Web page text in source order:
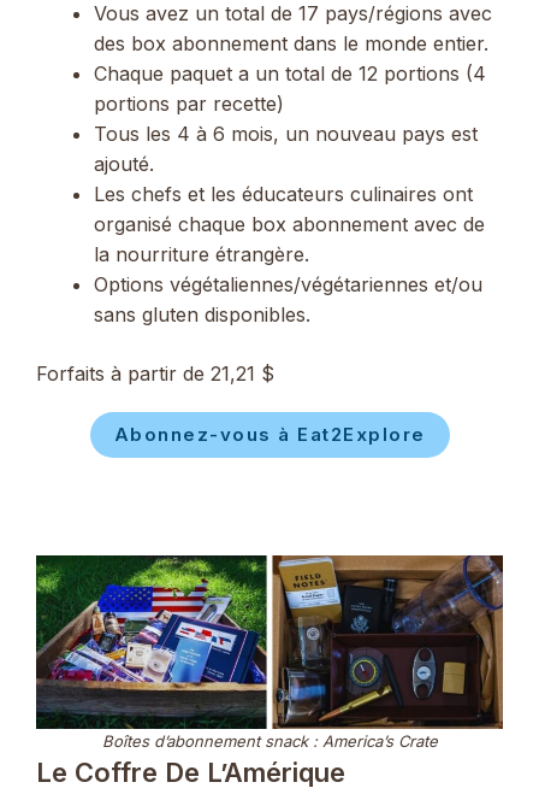
Vous avez un total de 17 pays/régions avec
des box abonnement dans le monde entier.
Chaque paquet a un total de 12 portions (4
portions par recette)
Tous les 4 à 6 mois, un nouveau pays est
ajouté.
Les chefs et les éducateurs culinaires ont
organisé chaque box abonnement avec de
la nourriture étrangère.
Options végétaliennes/végétariennes et/ou
sans gluten disponibles.
Forfaits à partir de 21,21 $
Abonnez-vous à Eat2Explore
Boîtes d’abonnement snack : America’s Crate
Le Coffre De L’Amérique